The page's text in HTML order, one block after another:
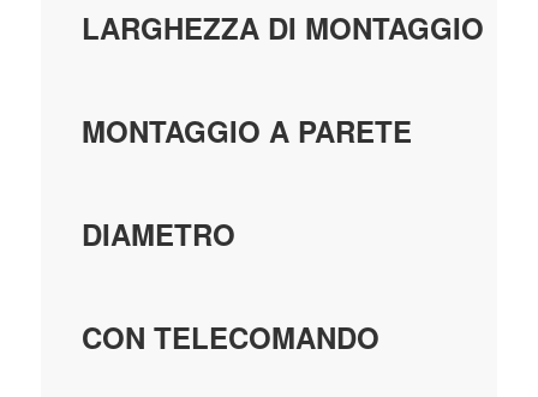
LARGHEZZA DI MONTAGGIO
MONTAGGIO A PARETE
DIAMETRO
CON TELECOMANDO